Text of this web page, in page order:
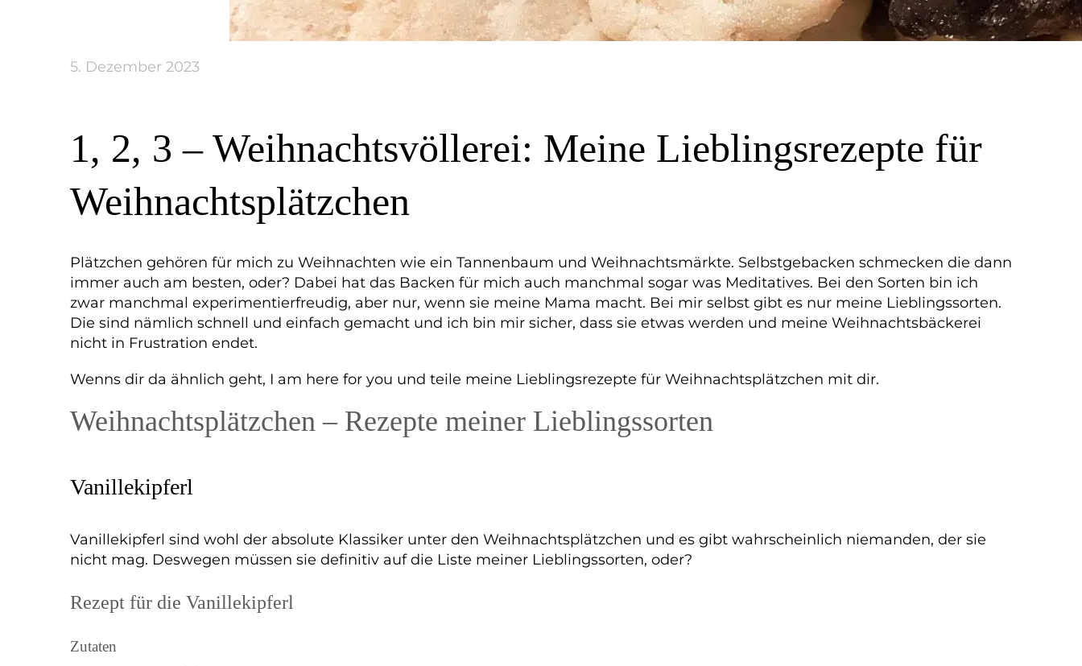
5. Dezember 2023
1, 2, 3 – Weihnachtsvöllerei: Meine Lieblingsrezepte für
Weihnachtsplätzchen
Plätzchen gehören für mich zu Weihnachten wie ein Tannenbaum und Weihnachtsmärkte. Selbstgebacken schmecken die dann
immer auch am besten, oder? Dabei hat das Backen für mich auch manchmal sogar was Meditatives. Bei den Sorten bin ich
zwar manchmal experimentierfreudig, aber nur, wenn sie meine Mama macht. Bei mir selbst gibt es nur meine Lieblingssorten.
Die sind nämlich schnell und einfach gemacht und ich bin mir sicher, dass sie etwas werden und meine Weihnachtsbäckerei
nicht in Frustration endet.
Wenns dir da ähnlich geht, I am here for you und teile meine Lieblingsrezepte für Weihnachtsplätzchen mit dir.
Weihnachtsplätzchen – Rezepte meiner Lieblingssorten
Vanillekipferl
Vanillekipferl sind wohl der absolute Klassiker unter den Weihnachtsplätzchen und es gibt wahrscheinlich niemanden, der sie
nicht mag. Deswegen müssen sie definitiv auf die Liste meiner Lieblingssorten, oder?
Rezept für die Vanillekipferl
Zutaten